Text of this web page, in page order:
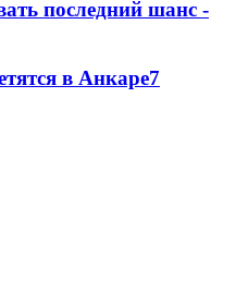
последний шанс -
в Анкаре7